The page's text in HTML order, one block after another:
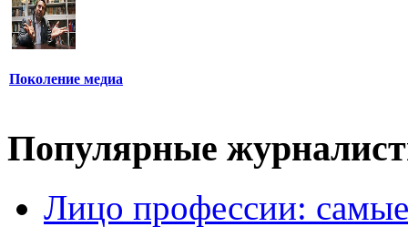
Поколение медиа
Популярные
Лицо профессии: